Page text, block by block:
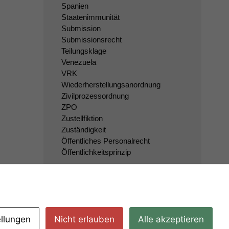
Spanien
Staatenimmunität
Submission
Submissionsrecht
Teilungsklage
Venezuela
VRK
Wiederherstellungsanordnung
Zivilprozessordnung
ZPO
Zustellfiktion
Zuständigkeit
Öffentliches Personalrecht
Öffentlichkeitsprinzip
Nicht erlauben Alle akzeptieren